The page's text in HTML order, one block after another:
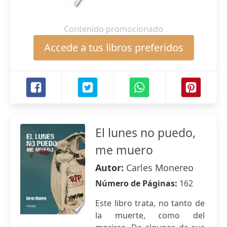
Contenido promocionado
Accede a tus libros preferidos
El lunes no puedo,
me muero
Autor: Carles Monereo
Número de Páginas: 162
Este libro trata, no tanto de
la muerte, como del